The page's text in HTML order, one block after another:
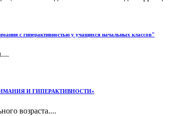
с гиперактивностью у учащихся начальных классов"
ВНИМАНИЯ И ГИПЕРАКТИВНОСТИ»
возраста....